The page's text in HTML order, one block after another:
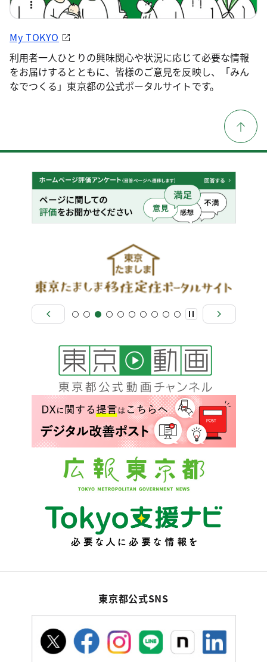
My TOKYO
利用者一人ひとりの興味関心や状況に応じて必要な情報
をお届けするとともに、皆様のご意見を反映し、「みん
なでつくる」東京都の公式ポータルサイトです。
東京都公式SNS